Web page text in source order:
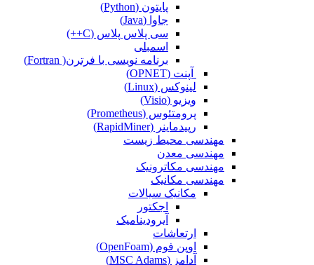
پایتون (Python)
جاوا (Java)
سی پلاس پلاس (C++)
اسمبلی
برنامه نویسی با فرترن( Fortran)
آپنت (OPNET)
لینوکس (Linux)
ویزیو (Visio)
پرومتئوس (Prometheus)
رپیدماینر (RapidMiner)
مهندسی محیط زیست
مهندسی معدن
مهندسی مکاترونیک
مهندسی مکانیک
مکانیک سیالات
اجکتور
آیرودینامیک
ارتعاشات
اوپن فوم (OpenFoam)
آدامز (MSC Adams)